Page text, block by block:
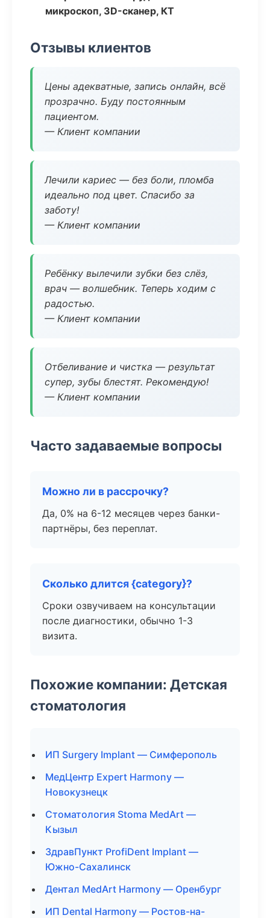
микроскоп, 3D-сканер, КТ
Отзывы клиентов
Цены адекватные, запись онлайн, всё
прозрачно. Буду постоянным
пациентом.
— Клиент компании
Лечили кариес — без боли, пломба
идеально под цвет. Спасибо за
заботу!
— Клиент компании
Ребёнку вылечили зубки без слёз,
врач — волшебник. Теперь ходим с
радостью.
— Клиент компании
Отбеливание и чистка — результат
супер, зубы блестят. Рекомендую!
— Клиент компании
Часто задаваемые вопросы
Можно ли в рассрочку?
Да, 0% на 6-12 месяцев через банки-
партнёры, без переплат.
Сколько длится {category}?
Сроки озвучиваем на консультации
после диагностики, обычно 1-3
визита.
Похожие компании: Детская
стоматология
ИП Surgery Implant — Симферополь
МедЦентр Expert Harmony —
Новокузнецк
Стоматология Stoma MedArt —
Кызыл
ЗдравПункт ProfiDent Implant —
Южно-Сахалинск
Дентал MedArt Harmony — Оренбург
ИП Dental Harmony — Ростов-на-